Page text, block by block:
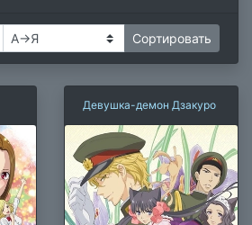
Девушка-демон Дзакуро